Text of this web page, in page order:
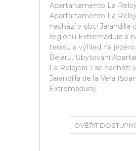
Apartartamento La
Apartartamento La
nachází v obci Jarandilla
regionu Extremadura a
terasu a výhled na
Béjaru. Ubytování
La Relojera 1 se nachází
Jarandilla de la Vera
Extremadura).
OVĚŘIT